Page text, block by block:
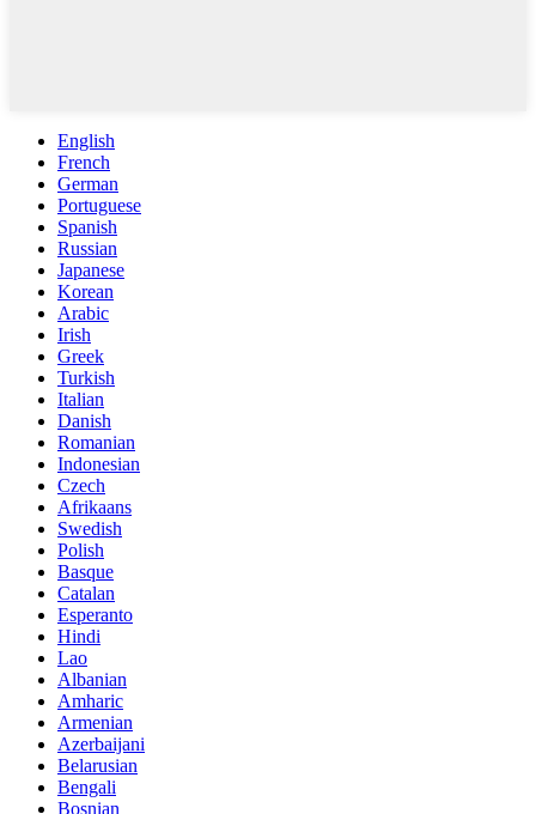
English
French
German
Portuguese
Spanish
Russian
Japanese
Korean
Arabic
Irish
Greek
Turkish
Italian
Danish
Romanian
Indonesian
Czech
Afrikaans
Swedish
Polish
Basque
Catalan
Esperanto
Hindi
Lao
Albanian
Amharic
Armenian
Azerbaijani
Belarusian
Bengali
Bosnian